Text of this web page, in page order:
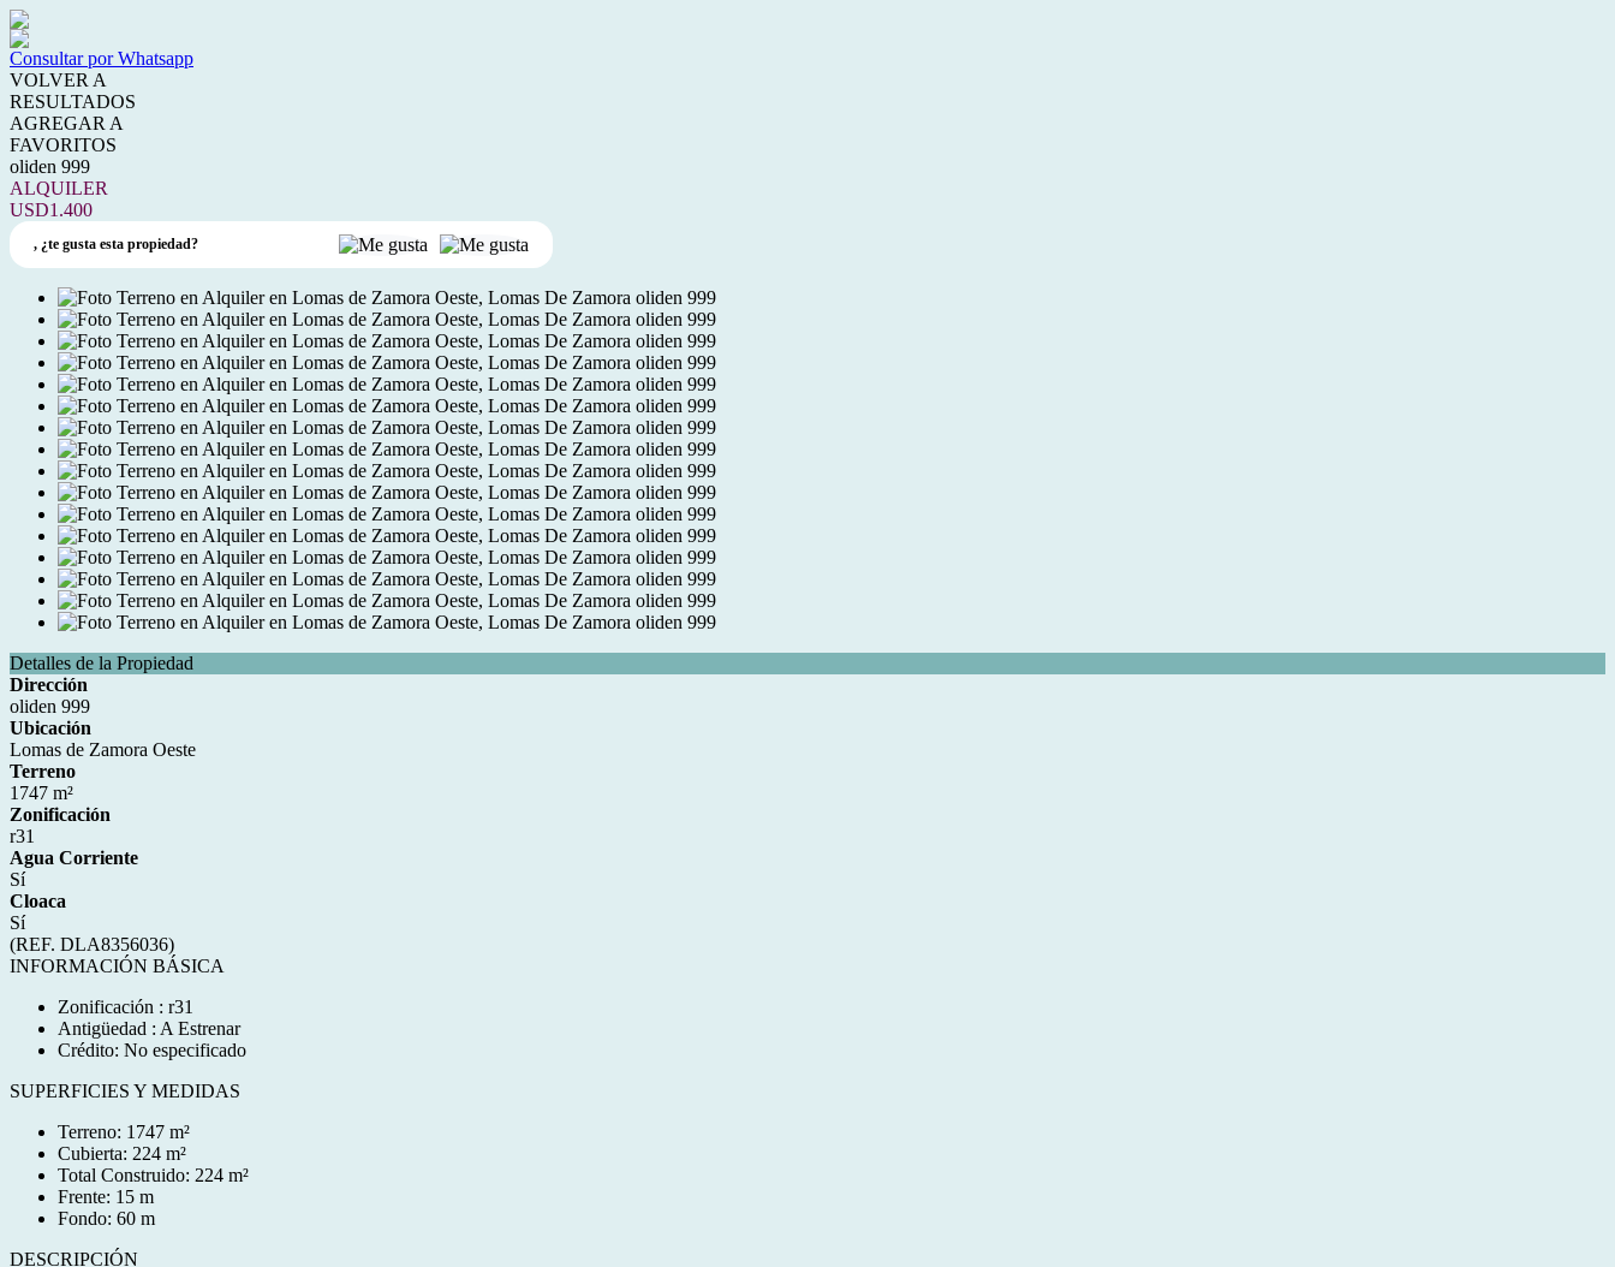
Consultar por Whatsapp
VOLVER A
RESULTADOS
AGREGAR A
FAVORITOS
oliden 999
ALQUILER
USD1.400
, ¿te gusta esta propiedad?
Detalles de la Propiedad
Dirección
oliden 999
Ubicación
Lomas de Zamora Oeste
Terreno
1747 m²
Zonificación
r31
Agua Corriente
Sí
Cloaca
Sí
(REF. DLA8356036)
INFORMACIÓN BÁSICA
Zonificación : r31
Antigüedad : A Estrenar
Crédito: No especificado
SUPERFICIES Y MEDIDAS
Terreno: 1747 m²
Cubierta: 224 m²
Total Construido: 224 m²
Frente: 15 m
Fondo: 60 m
DESCRIPCIÓN